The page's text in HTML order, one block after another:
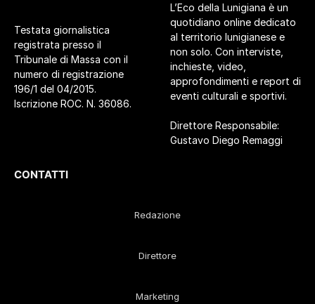
Testata giornalistica
registrata presso il
Tribunale di Massa con il
numero di registrazione
196/1 del 04/2015.
Iscrizione ROC. N. 36086.
L’Eco della Lunigiana è un
quotidiano online dedicato
al territorio lunigianese e
non solo. Con interviste,
inchieste, video,
approfondimenti e report di
eventi culturali e sportivi.
Direttore Responsabile:
Gustavo Diego Remaggi
CONTATTI
Redazione
Direttore
Marketing